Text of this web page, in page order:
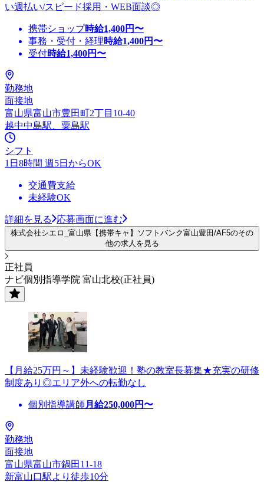
い週払い/スピード採用・WEB面談◎
携帯ショップ時給1,400円〜
事務・受付・経理時給1,400円〜
受付時給1,400円〜
勤務地
面接地
富山県富山市豊田町2丁目10-40
越中中島駅、粟島駅
シフト
1日8時間 週5日からOK
交通費支給
未経験OK
詳細を見る 応募画面に進む
株式会社シエロ_富山県【携帯キャ】ソフトバンク富山豊田/AF5のその
他の求人を見る
正社員
ナビ個別指導学院 富山北校(正社員)
【月給25万円～】未経験歓迎！塾の教室長募集★充実の研修
制度あり◎エリア外への転勤なし
個別指導講師 月給250,000円〜
勤務地
面接地
富山県富山市鍋田11-18
新富山口駅より徒歩10分